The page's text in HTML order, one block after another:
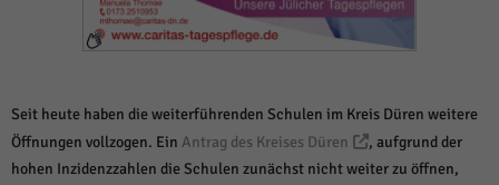
Seit heute haben die weiterführenden Schulen im Kreis Düren weitere
Öffnungen vollzogen. Ein Antrag des Kreises Düren
, aufgrund der
hohen Inzidenzzahlen die Schulen zunächst nicht weiter zu öffnen,
Essenzielle Cookies ermöglichen grundlegende Funktionen und sind für die
einwandfreie Funktion der Website erforderlich.
Statistiken (1)
Statistik Cookies erfassen Informationen anonym. Diese Informationen helfen
uns zu verstehen, wie unsere Besucher unsere Website nutzen.